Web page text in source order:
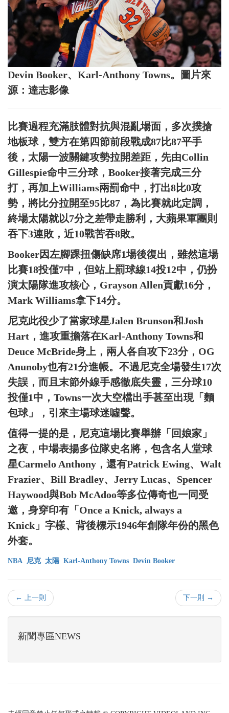
Devin Booker、Karl-Anthony Towns。圖片來
源：達志影像
比賽過程充滿肢體對抗與混亂場面，多次撲搶
地板球，雙方在第四節前段戰成87比87平手
後，太陽一波關鍵攻勢拉開差距，先由Collin
Gillespie命中三分球，Booker接著完成三分
打，再加上Williams兩罰命中，打出8比0攻
勢，將比分拉開至95比87，為比賽就此定調，
終場太陽就以7分之差帶走勝利，大蘋果軍團則
吞下3連敗，近10戰苦吞8敗。
Booker因左腳踝扭傷缺席1場後復出，雖然這場
比賽18投僅7中，但站上罰球線14投12中，仍扮
演太陽隊進攻核心，Grayson Allen貢獻16分，
Mark Williams拿下14分。
尼克此役少了當家球星Jalen Brunson和Josh
Hart，進攻重擔落在Karl-Anthony Towns和
Deuce McBride身上，兩人各自攻下23分，OG
Anunoby也有21分進帳。不過尼克全場發生17次
失誤，而且末節外線手感徹底失靈，三分球10
投僅1中，Towns一次大空檔出手甚至出現「麵
包球」，引來主場球迷噓聲。
值得一提的是，尼克這場比賽舉辦「回娘家」
之夜，中場表揚多位隊史名將，包含名人堂球
星Carmelo Anthony，還有Patrick Ewing、Walt
Frazier、Bill Bradley、Jerry Lucas、Spencer
Haywood與Bob McAdoo等多位傳奇也一同受
邀，身穿印有「Once a Knick, always a
Knick」字樣、背後標示1946年創隊年份的黑色
外套。
NBA 尼克 太陽 Karl-Anthony Towns Devin Booker
← 上一則 下一則 →
新聞專區NEWS